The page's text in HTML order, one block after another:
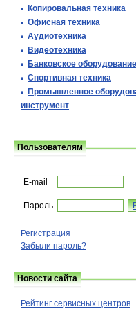
Копировальная техника
Офисная техника
Аудиотехника
Видеотехника
Банковское оборудование
Спортивная техника
Промышленное
инструмент
Пользователям
E-mail
Пароль
Регистрация
Забыли пароль?
Новости сайта
Рейтинг сервисных центров